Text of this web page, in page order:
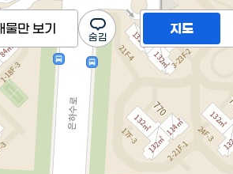
지도
물만 보기